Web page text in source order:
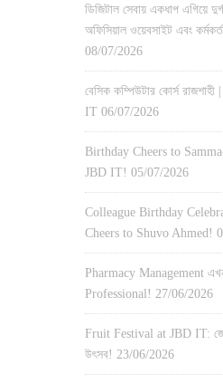
ডিজিটাল সেবায় একধাপ এগিয়ে
অফিসিয়াল ওয়েবসাইট এবং
08/07/2026
বেসিক কম্পিউটার কোর্স
IT 06/07/2026
Birthday Cheers to
JBD IT! 05/07/2026
Colleague Birthday
Cheers to Shuvo Ahmed!
Pharmacy Management
Professional! 27/06/2026
Fruit Festival at JBD IT:
উৎসব! 23/06/2026